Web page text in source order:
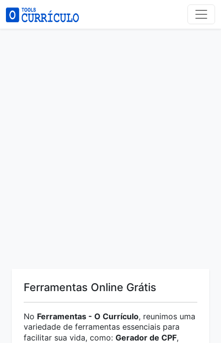
Ferramentas Online Grátis
No Ferramentas - O Currículo, reunimos uma
variedade de ferramentas essenciais para
facilitar sua vida, como: Gerador de CPF,